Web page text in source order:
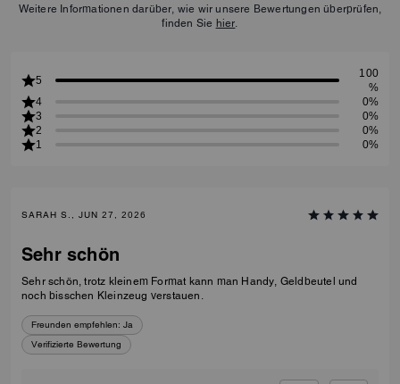
Weitere Informationen darüber, wie wir unsere Bewertungen überprüfen,
finden Sie hier.
5
100
%
4
0%
3
0%
2
0%
1
0%
SARAH S., JUN 27, 2026
Sehr schön
Sehr schön, trotz kleinem Format kann man Handy, Geldbeutel und
noch bisschen Kleinzeug verstauen.
Freunden empfehlen: Ja
Verifizierte Bewertung